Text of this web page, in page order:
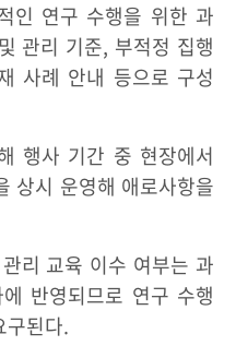
인 연구 수행을 위한 과
관리 기준, 부적정 집행
사례 안내 등으로 구성
행사 기간 중 현장에서
상시 운영해 애로사항을
리 교육 이수 여부는 과
반영되므로 연구 수행
구된다.